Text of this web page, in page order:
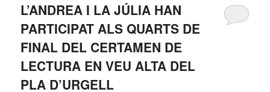
L’ANDREA I LA JÚLIA HAN
PARTICIPAT ALS QUARTS DE
FINAL DEL CERTAMEN DE
LECTURA EN VEU ALTA DEL
PLA D’URGELL